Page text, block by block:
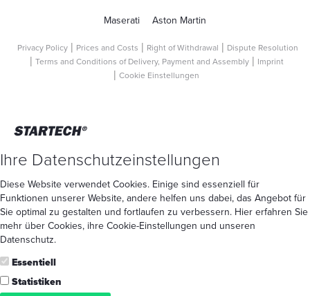
Maserati Aston Martin
Privacy Policy Prices and Costs Right of Withdrawal
Dispute Resolution
Terms and Conditions of Delivery, Payment and Assembly
Imprint
Cookie Einstellungen
Ihre Datenschutzeinstellungen
Diese Website verwendet Cookies. Einige sind essenziell für
Funktionen unserer Website, andere helfen uns dabei, das Angebot für
Sie optimal zu gestalten und fortlaufen zu verbessern. Hier erfahren Sie
mehr über Cookies, ihre Cookie-Einstellungen und unseren
Datenschutz.
Essentiell
Statistiken